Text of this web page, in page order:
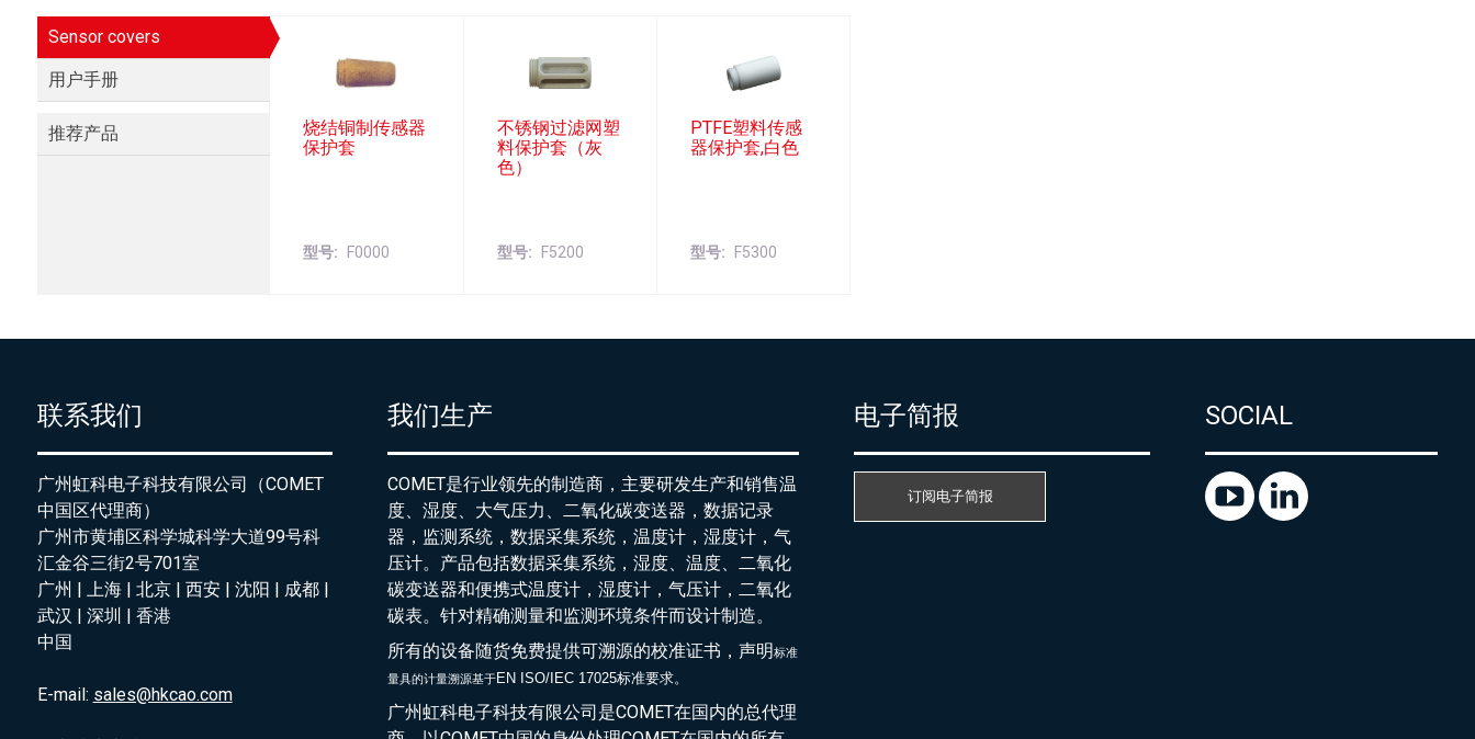
Sensor covers
用户手册
推荐产品
烧结铜制传感器
保护套
型号 F0000
不锈钢过滤网塑
料保护套（灰
色）
型号 F5200
PTFE塑料传感
器保护套,白色
型号 F5300
联系我们
广州虹科电子科技有限公司（COMET
中国区代理商）
广州市黄埔区科学城科学大道99号科
汇金谷三街2号701室
广州 | 上海 | 北京 | 西安 | 沈阳 | 成都 |
武汉 | 深圳 | 香港
中国
E-mail: sales@hkcao.com
我们生产
COMET是行业领先的制造商，主要研发生产和销售温
度、湿度、大气压力、二氧化碳变送器，数据记录
器，监测系统，数据采集系统，温度计，湿度计，气
压计。产品包括数据采集系统，湿度、温度、二氧化
碳变送器和便携式温度计，湿度计，气压计，二氧化
碳表。针对精确测量和监测环境条件而设计制造。
所有的设备随货免费提供可溯源的校准证书，声明标准
量具的计量溯源基于EN ISO/IEC 17025标准要求。
广州虹科电子科技有限公司是COMET在国内的总代理
电子简报
订阅电子简报
SOCIAL